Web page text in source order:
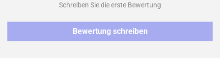
Schreiben Sie die erste Bewertung
Bewertung schreiben